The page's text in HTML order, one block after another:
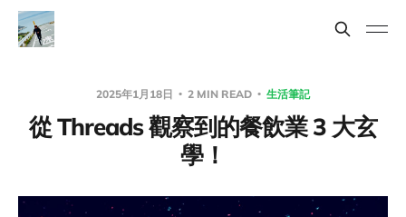
2025年1月18日 2 MIN READ 生活筆記
從 Threads 觀察到的餐飲業 3 大玄
學！